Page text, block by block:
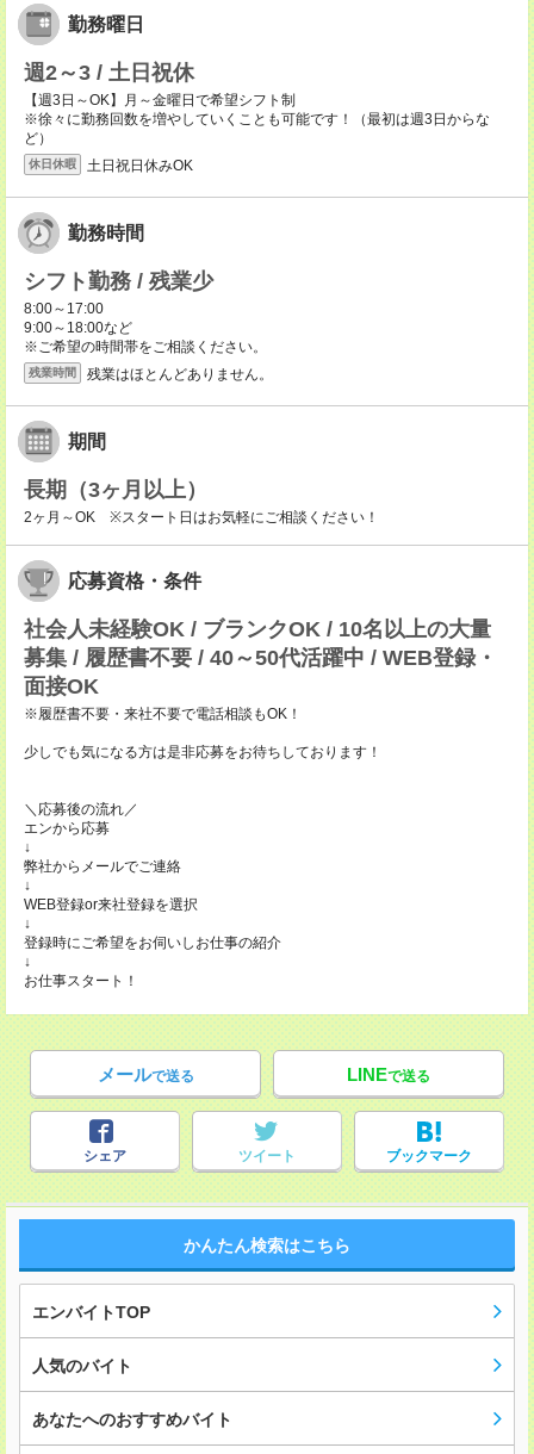
勤務曜日
週2～3 / 土日祝休
【週3日～OK】月～金曜日で希望シフト制
※徐々に勤務回数を増やしていくことも可能です！（最初は週3日からな
ど）
休日休暇 土日祝日休みOK
勤務時間
シフト勤務 / 残業少
8:00～17:00
9:00～18:00など
※ご希望の時間帯をご相談ください。
残業時間 残業はほとんどありません。
期間
長期（3ヶ月以上）
2ヶ月～OK ※スタート日はお気軽にご相談ください！
応募資格・条件
社会人未経験OK / ブランクOK / 10名以上の大量
募集 / 履歴書不要 / 40～50代活躍中 / WEB登録・
面接OK
※履歴書不要・来社不要で電話相談もOK！
少しでも気になる方は是非応募をお待ちしております！
＼応募後の流れ／
エンから応募
↓
弊社からメールでご連絡
↓
WEB登録or来社登録を選択
↓
登録時にご希望をお伺いしお仕事の紹介
↓
お仕事スタート！
メールで送る LINEで送る
シェア ツイート ブックマーク
かんたん検索はこちら
エンバイトTOP
人気のバイト
あなたへのおすすめバイト